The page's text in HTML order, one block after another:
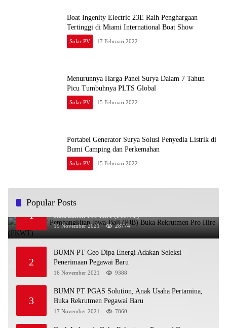
Boat Ingenity Electric 23E Raih Penghargaan
Tertinggi di Miami International Boat Show
Solar PV 17 Februari 2022
Menurunnya Harga Panel Surya Dalam 7 Tahun
Picu Tumbuhnya PLTS Global
Solar PV 15 Februari 2022
Portabel Generator Surya Solusi Penyedia Listrik di
Bumi Camping dan Perkemahan
Solar PV 15 Februari 2022
Popular Posts
1
BUMN PT Pembangkitan Jawa-Bali (PJB) Buka
Rekrutmen Pro Hire (PKWT)
19 November 2021 28774
2
BUMN PT Geo Dipa Energi Adakan Seleksi
Penerimaan Pegawai Baru
16 November 2021 9388
3
BUMN PT PGAS Solution, Anak Usaha Pertamina,
Buka Rekrutmen Pegawai Baru
17 November 2021 7860